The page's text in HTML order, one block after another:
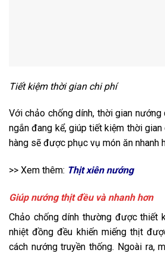
Tiết kiệm thời gian chi phí
Với chảo chống dính, thời gian
ngắn đang kể, giúp tiết kiệm thời gian
hàng sẽ được phục vụ món ăn nhanh
>> Xem thêm: Thịt xiên nướng
Giúp nướng thịt đều và nhanh hơn
Chảo chống dính thường được thiết
nhiệt đồng đều khiến miếng thịt
cách nướng truyền thống. Ngoài ra,